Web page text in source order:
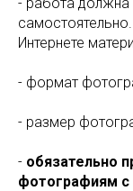
Интернете
- формат
- размер
- обязательно
фотографиям с